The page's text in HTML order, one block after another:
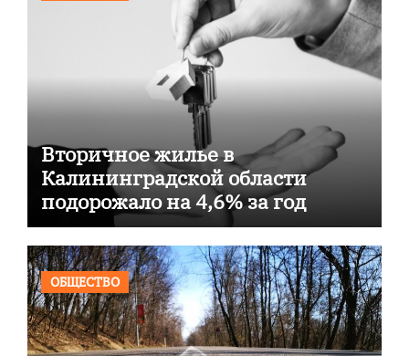
Вторичное жилье в
Калининградской области
подорожало на 4,6% за год
ОБЩЕСТВО